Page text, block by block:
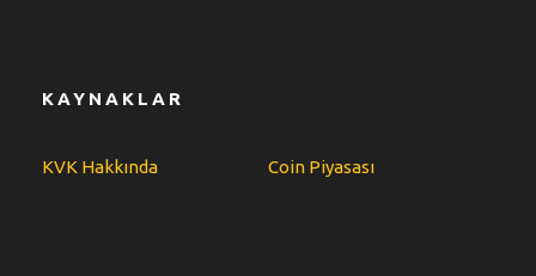
KAYNAKLAR
KVK Hakkında Coin Piyasası